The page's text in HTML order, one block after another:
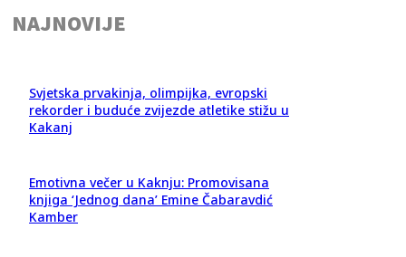
NAJNOVIJE
Svjetska prvakinja, olimpijka, evropski
rekorder i buduće zvijezde atletike stižu u
Kakanj
Emotivna večer u Kaknju: Promovisana
knjiga ‘Jednog dana’ Emine Čabaravdić
Kamber